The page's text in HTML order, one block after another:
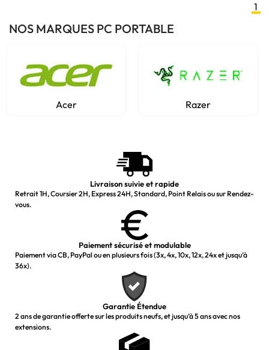
1
NOS MARQUES PC PORTABLE
Acer Razer
Livraison suivie et rapide
Retrait 1H, Coursier 2H, Express 24H, Standard, Point Relais ou sur Rendez-
vous.
Paiement sécurisé et modulable
Paiement via CB, PayPal ou en plusieurs fois (3x, 4x, 10x, 12x, 24x et jusqu’à
36x).
Garantie Étendue
2 ans de garantie offerte sur les produits neufs, et jusqu’à 5 ans avec nos
extensions.